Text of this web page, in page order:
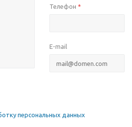
Телефон *
E-mail
персональных данных